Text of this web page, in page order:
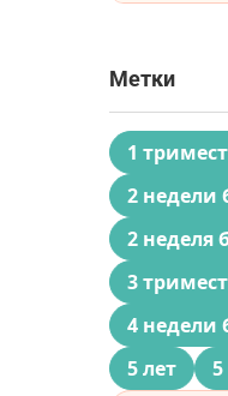
Метки
1
2 недели
2 неделя
3
4 недели
5 лет